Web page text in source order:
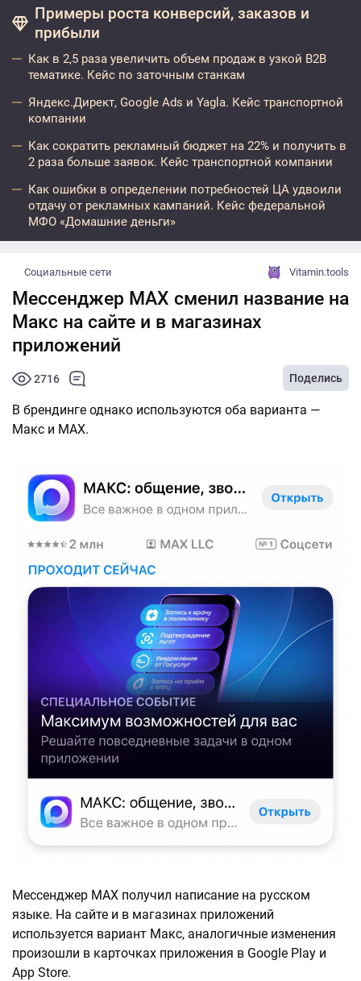
Примеры роста конверсий, заказов и
прибыли
Как в 2,5 раза увеличить объем продаж в узкой B2B
тематике. Кейс по заточным станкам
Яндекс.Директ, Google Ads и Yagla. Кейс транспортной
компании
Как сократить рекламный бюджет на 22% и получить в
2 раза больше заявок. Кейс транспортной компании
Как ошибки в определении потребностей ЦА удвоили
отдачу от рекламных кампаний. Кейс федеральной
МФО «Домашние деньги»
Социальные сети Vitamin.tools
Мессенджер MAX сменил название на
Макс на сайте и в магазинах
приложений
2716 Поделись
В брендинге однако используются оба варианта —
Макс и MАХ.
Мессенджер MAX получил написание на русском
языке. На сайте и в магазинах приложений
используется вариант Макс, аналогичные изменения
произошли в карточках приложения в Google Play и
App Store.